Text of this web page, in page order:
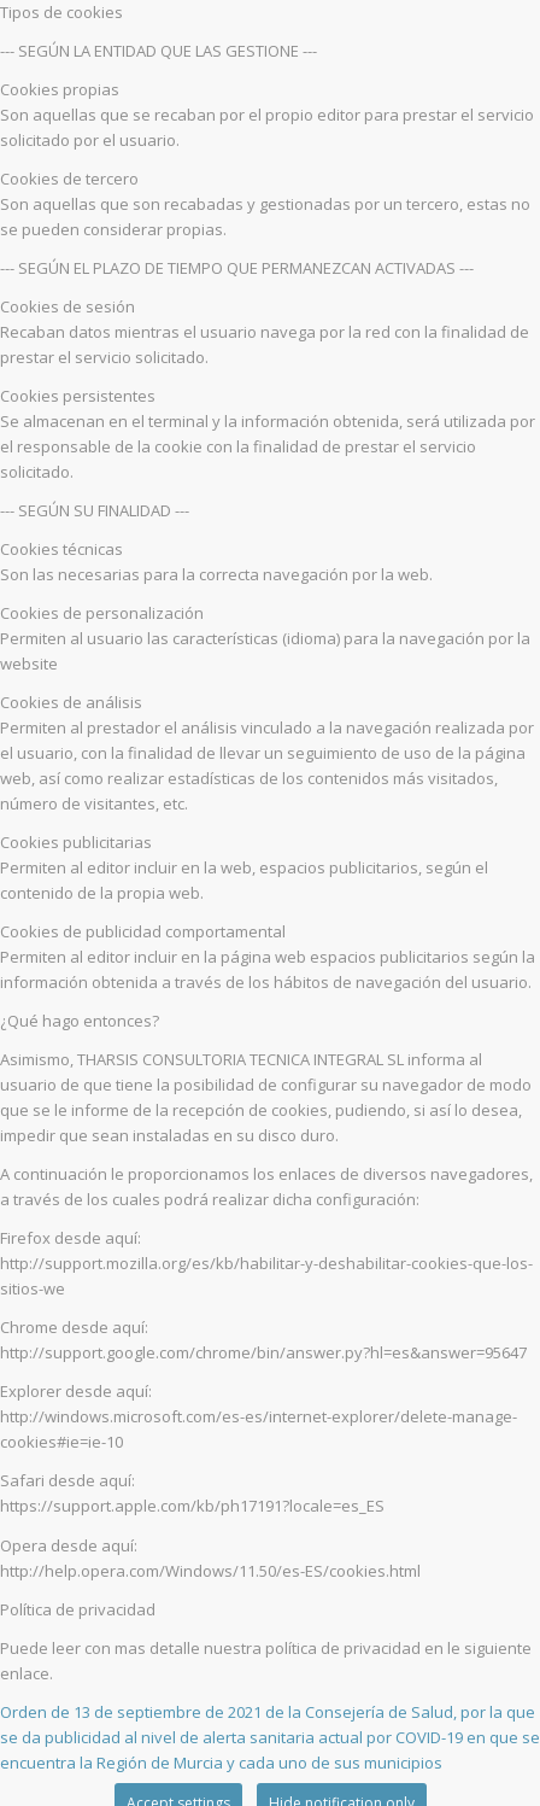
Tipos de cookies
--- SEGÚN LA ENTIDAD QUE LAS GESTIONE ---
Cookies propias
Son aquellas que se recaban por el propio editor para prestar el servicio
solicitado por el usuario.
Cookies de tercero
Son aquellas que son recabadas y gestionadas por un tercero, estas no
se pueden considerar propias.
--- SEGÚN EL PLAZO DE TIEMPO QUE PERMANEZCAN ACTIVADAS ---
Cookies de sesión
Recaban datos mientras el usuario navega por la red con la finalidad de
prestar el servicio solicitado.
Cookies persistentes
Se almacenan en el terminal y la información obtenida, será utilizada por
el responsable de la cookie con la finalidad de prestar el servicio
solicitado.
--- SEGÚN SU FINALIDAD ---
Cookies técnicas
Son las necesarias para la correcta navegación por la web.
Cookies de personalización
Permiten al usuario las características (idioma) para la navegación por la
website
Cookies de análisis
Permiten al prestador el análisis vinculado a la navegación realizada por
el usuario, con la finalidad de llevar un seguimiento de uso de la página
web, así como realizar estadísticas de los contenidos más visitados,
número de visitantes, etc.
Cookies publicitarias
Permiten al editor incluir en la web, espacios publicitarios, según el
contenido de la propia web.
Cookies de publicidad comportamental
Permiten al editor incluir en la página web espacios publicitarios según la
información obtenida a través de los hábitos de navegación del usuario.
¿Qué hago entonces?
Asimismo, THARSIS CONSULTORIA TECNICA INTEGRAL SL informa al
usuario de que tiene la posibilidad de configurar su navegador de modo
que se le informe de la recepción de cookies, pudiendo, si así lo desea,
impedir que sean instaladas en su disco duro.
A continuación le proporcionamos los enlaces de diversos navegadores,
a través de los cuales podrá realizar dicha configuración:
Firefox desde aquí:
http://support.mozilla.org/es/kb/habilitar-y-deshabilitar-cookies-que-los-
sitios-we
Chrome desde aquí:
http://support.google.com/chrome/bin/answer.py?hl=es&answer=95647
Explorer desde aquí:
http://windows.microsoft.com/es-es/internet-explorer/delete-manage-
cookies#ie=ie-10
Safari desde aquí:
https://support.apple.com/kb/ph17191?locale=es_ES
Opera desde aquí:
http://help.opera.com/Windows/11.50/es-ES/cookies.html
Política de privacidad
Puede leer con mas detalle nuestra política de privacidad en le siguiente
enlace.
Orden de 13 de septiembre de 2021 de la Consejería de Salud, por la que
se da publicidad al nivel de alerta sanitaria actual por COVID-19 en que se
encuentra la Región de Murcia y cada uno de sus municipios